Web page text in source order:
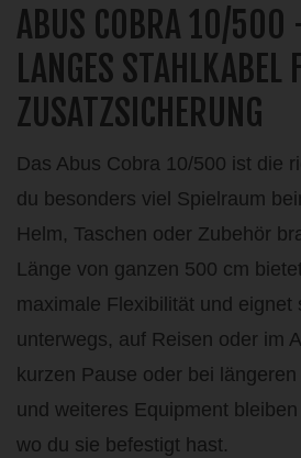
ABUS COBRA 10/500
LANGES STAHLKABEL
ZUSATZSICHERUNG
Das Abus Cobra 10/500 ist die
du besonders viel Spielraum
Helm, Taschen oder Zubehör
Länge von ganzen 500 cm
maximale Flexibilität und eignet
unterwegs, auf Reisen oder im
kurzen Pause oder bei
und weiteres Equipment
wo du sie befestigt hast.